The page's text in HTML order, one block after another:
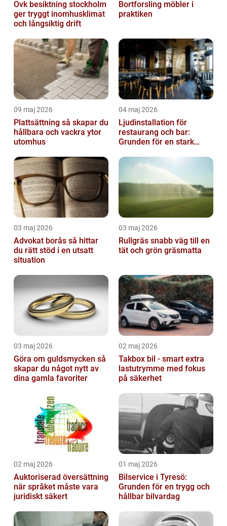
Ovk besiktning stockholm
ger tryggt inomhusklimat
och långsiktig drift
Bortforsling möbler i
praktiken
09 maj 2026
Plattsättning så skapar du
hållbara och vackra ytor
utomhus
04 maj 2026
Ljudinstallation för
restaurang och bar:
Grunden för en stark
03 maj 2026
Advokat borås så hittar
du rätt stöd i en utsatt
situation
03 maj 2026
Rullgräs snabb väg till en
tät och grön gräsmatta
03 maj 2026
Göra om guldsmycken så
skapar du något nytt av
dina gamla favoriter
02 maj 2026
Takbox bil - smart extra
lastutrymme med fokus
på säkerhet
02 maj 2026
Auktoriserad översättning
när språket måste vara
juridiskt säkert
01 maj 2026
Bilservice i Tyresö:
Grunden för en trygg och
hållbar bilvardag